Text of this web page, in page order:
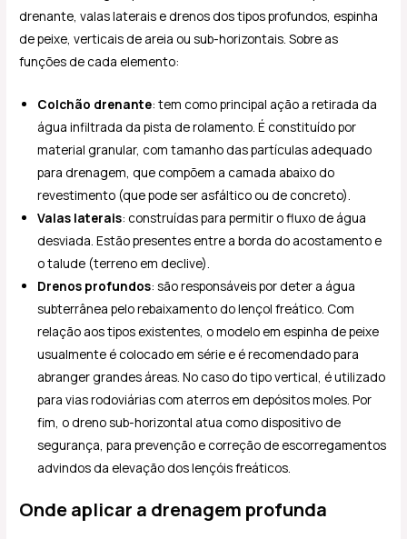
drenante, valas laterais e drenos dos tipos profundos, espinha
de peixe, verticais de areia ou sub-horizontais. Sobre as
funções de cada elemento:
Colchão drenante: tem como principal ação a retirada da
água infiltrada da pista de rolamento. É constituído por
material granular, com tamanho das partículas adequado
para drenagem, que compõem a camada abaixo do
revestimento (que pode ser asfáltico ou de concreto).
Valas laterais: construídas para permitir o fluxo de água
desviada. Estão presentes entre a borda do acostamento e
o talude (terreno em declive).
Drenos profundos: são responsáveis por deter a água
subterrânea pelo rebaixamento do lençol freático. Com
relação aos tipos existentes, o modelo em espinha de peixe
usualmente é colocado em série e é recomendado para
abranger grandes áreas. No caso do tipo vertical, é utilizado
para vias rodoviárias com aterros em depósitos moles. Por
fim, o dreno sub-horizontal atua como dispositivo de
segurança, para prevenção e correção de escorregamentos
advindos da elevação dos lençóis freáticos.
Onde aplicar a drenagem profunda